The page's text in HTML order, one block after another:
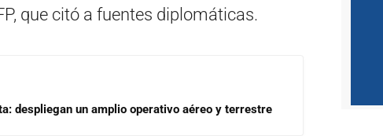
que citó a fuentes diplomáticas.
despliegan un amplio operativo aéreo y terrestre